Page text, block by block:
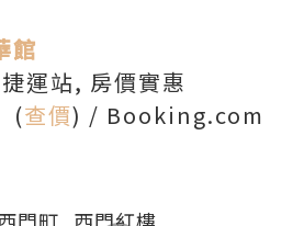
館
運站, 房價實惠
(查價) / Booking.com